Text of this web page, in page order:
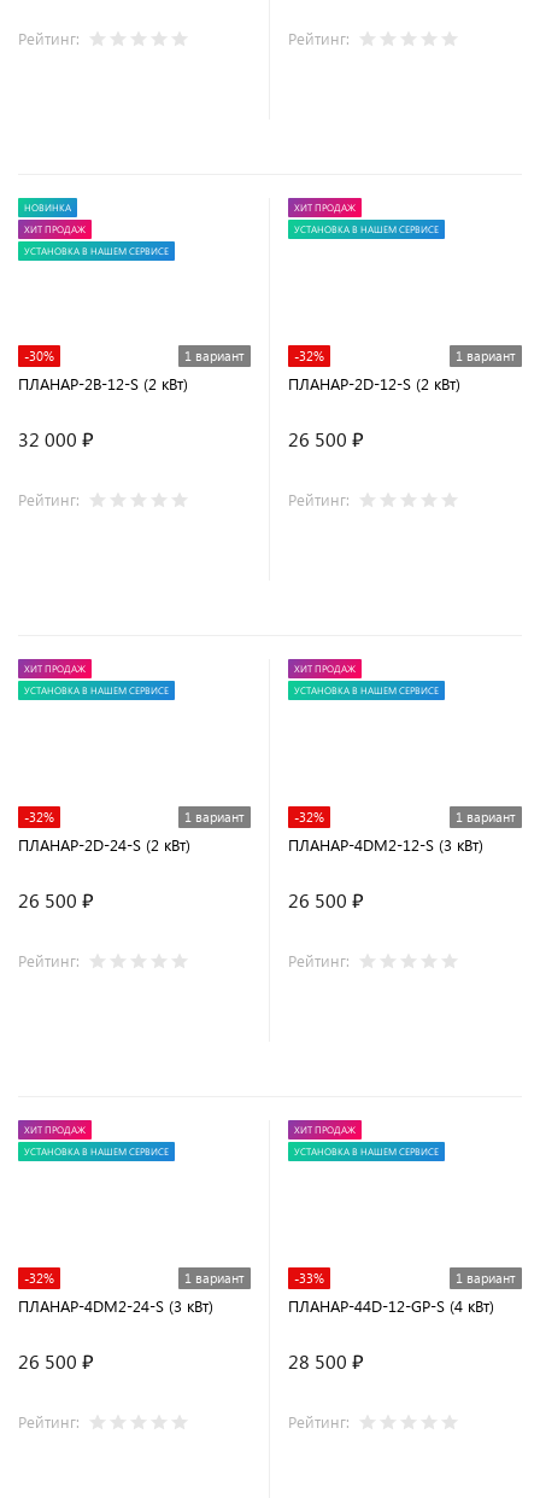
Рейтинг: Рейтинг:
НОВИНКА
ХИТ ПРОДАЖ
УСТАНОВКА В НАШЕМ СЕРВИСЕ
-30% 1 вариант
ПЛАНАР-2B-12-S (2 кВт)
32 000 ₽
Рейтинг:
ХИТ ПРОДАЖ
УСТАНОВКА В НАШЕМ СЕРВИСЕ
-32% 1 вариант
ПЛАНАР-2D-12-S (2 кВт)
26 500 ₽
Рейтинг:
ХИТ ПРОДАЖ
УСТАНОВКА В НАШЕМ СЕРВИСЕ
-32% 1 вариант
ПЛАНАР-2D-24-S (2 кВт)
26 500 ₽
Рейтинг:
ХИТ ПРОДАЖ
УСТАНОВКА В НАШЕМ СЕРВИСЕ
-32% 1 вариант
ПЛАНАР-4DM2-12-S (3 кВт)
26 500 ₽
Рейтинг:
ХИТ ПРОДАЖ
УСТАНОВКА В НАШЕМ СЕРВИСЕ
-32% 1 вариант
ПЛАНАР-4DM2-24-S (3 кВт)
26 500 ₽
Рейтинг:
ХИТ ПРОДАЖ
УСТАНОВКА В НАШЕМ СЕРВИСЕ
-33% 1 вариант
ПЛАНАР-44D-12-GP-S (4 кВт)
28 500 ₽
Рейтинг: